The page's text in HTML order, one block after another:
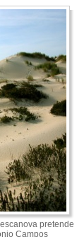
pretende
Campos